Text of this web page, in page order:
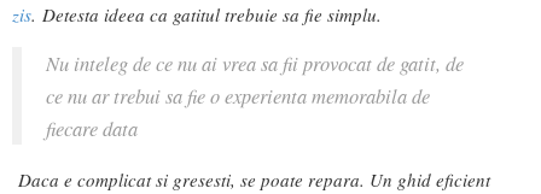
zis. Detesta ideea ca gatitul trebuie sa fie simplu.
Nu inteleg de ce nu ai vrea sa fii provocat de gatit, de
ce nu ar trebui sa fie o experienta memorabila de
fiecare data
Daca e complicat si gresesti, se poate repara. Un ghid eficient